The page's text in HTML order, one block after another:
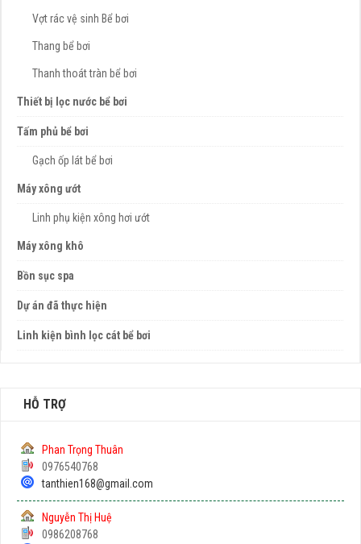
Vợt rác vệ sinh Bể bơi
Thang bể bơi
Thanh thoát tràn bể bơi
Thiết bị lọc nước bể bơi
Tấm phủ bể bơi
Gạch ốp lát bể bơi
Máy xông ướt
Linh phụ kiện xông hơi ướt
Máy xông khô
Bồn sục spa
Dự án đã thực hiện
Linh kiện bình lọc cát bể bơi
HỖ TRỢ
Phan Trọng Thuân
0976540768
tanthien168@gmail.com
Nguyễn Thị Huệ
0986208768